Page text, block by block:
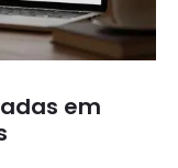
em